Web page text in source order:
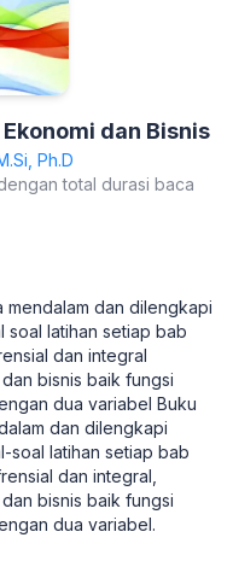
dan Bisnis
Ph.D
total durasi baca
mendalam dan dilengkapi
soal latihan setiap bab
dan integral
bisnis baik fungsi
dua variabel Buku
dan dilengkapi
soal latihan setiap bab
dan integral,
bisnis baik fungsi
dua variabel.